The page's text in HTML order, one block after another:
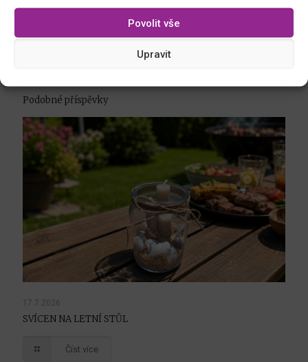
Povolit vše
Upravit
Adventní věnec z keramických hrnků
Podobné příspěvky
17.7.2026
SVÍCEN NA LETNÍ STŮL
Číst více